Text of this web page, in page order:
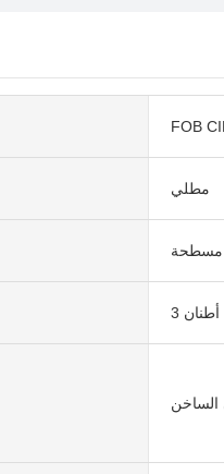
FOB
مطلي
مسطحة
3 أطنان
الساخن